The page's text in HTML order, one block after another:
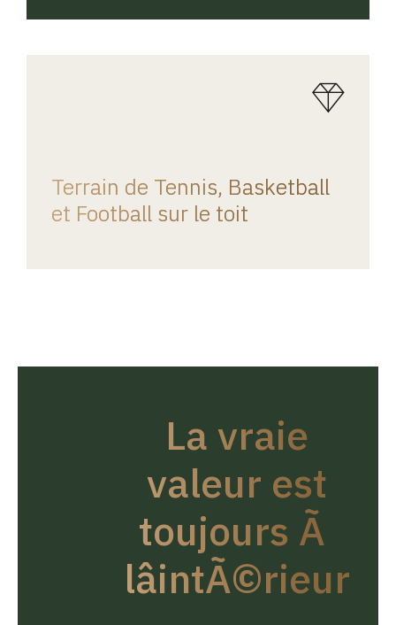
Terrain de Tennis, Basketball
et Football sur le toit
La vraie
valeur est
toujours Ã
lâintÃ©rieur